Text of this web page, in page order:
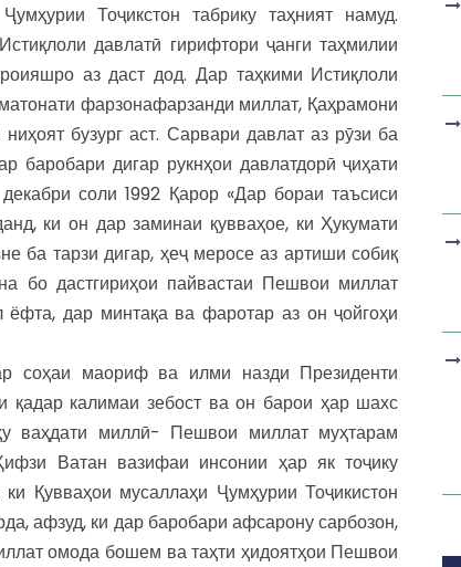
Тоҷикстон табрику таҳният намуд.
давлатӣ гирифтори ҷанги таҳмилии
аз даст дод. Дар таҳкими Истиқлоли
фарзонафарзанди миллат, Қаҳрамони
бузург аст. Сарвари давлат аз рӯзи ба
баробари дигар рукнҳои давлатдорӣ ҷиҳати
соли 1992 Қарор «Дар бораи таъсиси
ки он дар заминаи қувваҳое, ки Ҳукумати
ба тарзи дигар, ҳеҷ меросе аз артиши собиқ
бо дастгириҳои пайвастаи Пешвои миллат
дар минтақа ва фаротар аз он ҷойгоҳи
соҳаи маориф ва илми назди Президенти
қадар калимаи зебост ва он барои ҳар шахс
ваҳдати миллӣ- Пешвои миллат муҳтарам
Ватан вазифаи инсонии ҳар як тоҷику
Қувваҳои мусаллаҳи Ҷумҳурии Тоҷикистон
афзуд, ки дар баробари афсарону сарбозон,
омода бошем ва таҳти ҳидоятҳои Пешвои